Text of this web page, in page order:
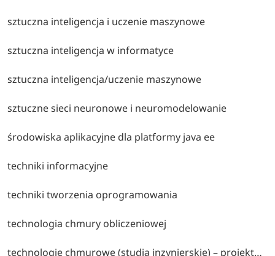
sztuczna inteligencja i uczenie maszynowe
sztuczna inteligencja w informatyce
sztuczna inteligencja/uczenie maszynowe
sztuczne sieci neuronowe i neuromodelowanie
środowiska aplikacyjne dla platformy java ee
techniki informacyjne
techniki tworzenia oprogramowania
technologia chmury obliczeniowej
technologie chmurowe (studia inzynierskie) – projektowanie i administracja środowiskami cloud computing, wirtualizacja, konteneryzacja oraz bezpieczeństwo usług chmurowych.